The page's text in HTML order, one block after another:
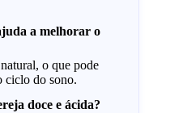
a melhorar o
o que pode
ciclo do sono.
doce e ácida?